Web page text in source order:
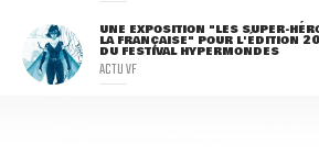
UNE EXPOSITION "LES SUPER-
LA FRANÇAISE" POUR L'ÉDITION
DU FESTIVAL HYPERMONDES
ACTU VF